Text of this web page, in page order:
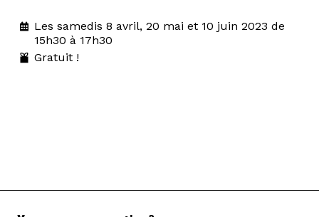
Les samedis 8 avril, 20 mai et 10 juin 2023 de
15h30 à 17h30
Gratuit !